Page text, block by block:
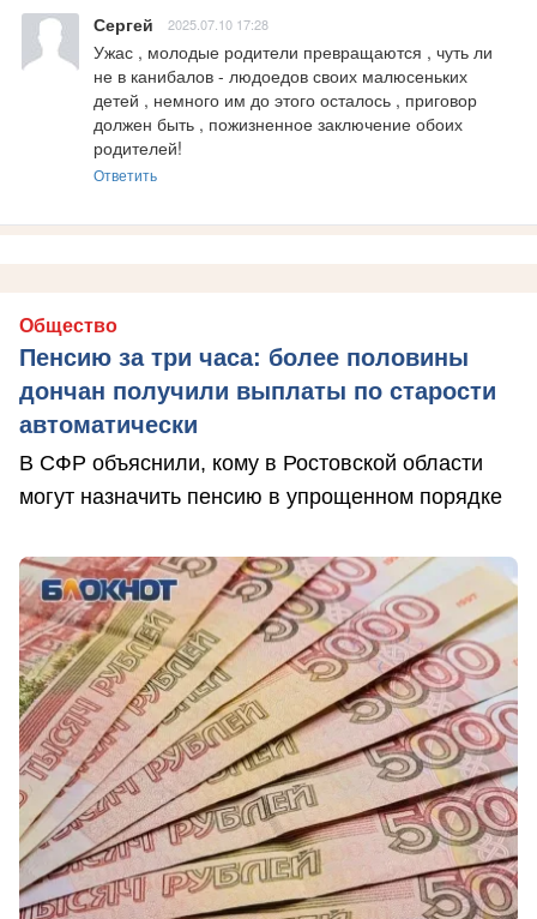
Сергей 2025.07.10 17:28
Ужас , молодые родители превращаются , чуть ли
не в канибалов - людоедов своих малюсеньких
детей , немного им до этого осталось , приговор
должен быть , пожизненное заключение обоих
родителей!
Ответить
Общество
Пенсию за три часа: более половины
дончан получили выплаты по старости
автоматически
В СФР объяснили, кому в Ростовской области
могут назначить пенсию в упрощенном порядке